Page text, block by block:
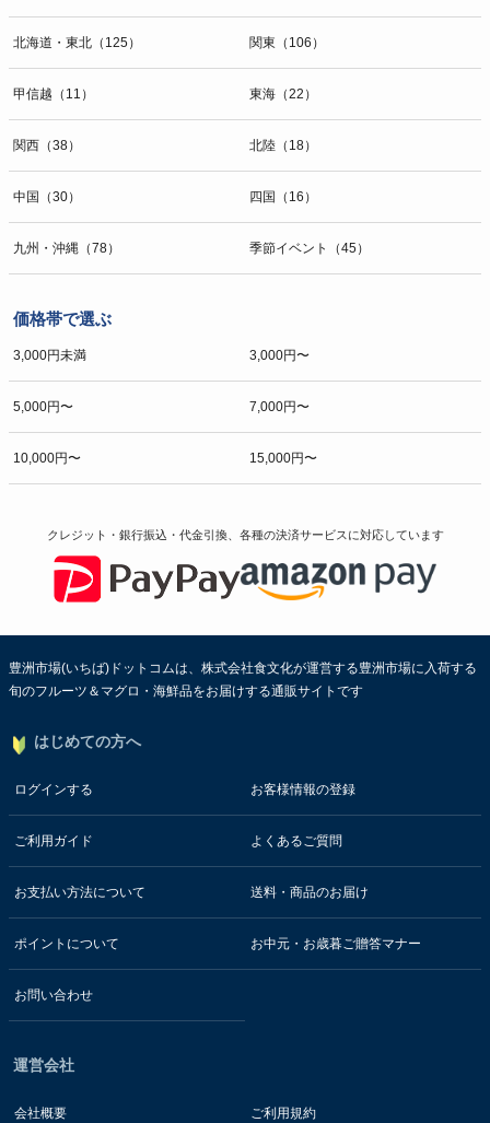
北海道・東北（125） 関東（106）
甲信越（11） 東海（22）
関西（38） 北陸（18）
中国（30） 四国（16）
九州・沖縄（78） 季節イベント（45）
価格帯で選ぶ
3,000円未満 3,000円〜
5,000円〜 7,000円〜
10,000円〜 15,000円〜
クレジット・銀行振込・代金引換、各種の決済サービスに対応しています
豊洲市場(いちば)ドットコムは、株式会社食文化が運営する豊洲市場に入荷する
旬のフルーツ＆マグロ・海鮮品をお届けする通販サイトです
はじめての方へ
ログインする お客様情報の登録
ご利用ガイド よくあるご質問
お支払い方法について 送料・商品のお届け
ポイントについて お中元・お歳暮ご贈答マナー
お問い合わせ
運営会社
会社概要 ご利用規約